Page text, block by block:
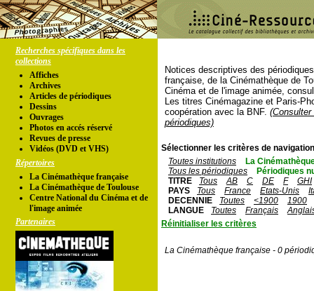
Recherches spécifiques dans les
collections
Affiches
Archives
Articles de périodiques
Dessins
Ouvrages
Photos en accés réservé
Revues de presse
Vidéos (DVD et VHS)
Répertoires
La Cinémathèque française
La Cinémathèque de Toulouse
Centre National du Cinéma et de
l'image animée
Partenaires
Notices descriptives des
française, de la Cinémathèque de
Cinéma et de l'image animée,
Les titres Cinémagazine et Paris-
coopération avec la BNF.
périodiques)
Sélectionner les critères de
Toutes institutions
La
Tous les périodiques
Périodiques
TITRE
Tous AB C DE F
GHI
PAYS
Tous France Etats-Unis
DECENNIE
Toutes <1900
1900
LANGUE
Toutes Français
Réinitialiser les critères
La Cinémathèque française - 0